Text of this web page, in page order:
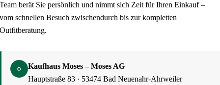
Team berät Sie persönlich und nimmt sich Zeit für Ihren Einkauf –
vom schnellen Besuch zwischendurch bis zur kompletten
Outfitberatung.
⌖
Kaufhaus Moses – Moses AG
Hauptstraße 83 · 53474 Bad Neuenahr-Ahrweiler